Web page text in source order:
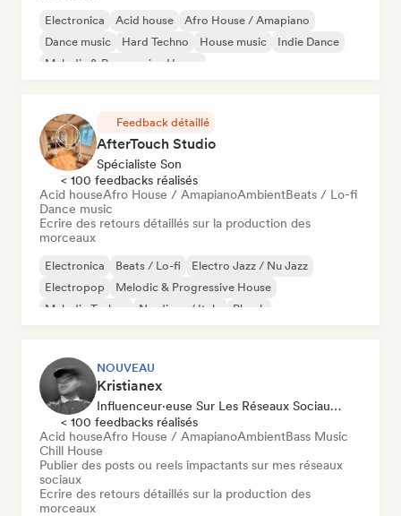
Electronica Acid house
Afro House / Amapiano
Dance music
Hard Techno House music
Indie Dance
Melodic & Progressive House
Feedback détaillé
AfterTouch Studio
Spécialiste Son
< 100 feedbacks réalisés
Acid houseAfro House / AmapianoAmbientBeats / Lo-fi
Dance music
Ecrire des retours détaillés sur la production des
morceaux
Electronica Beats / Lo-fi
Electro Jazz / Nu Jazz
Electropop
Melodic & Progressive House
Melodic Techno
Nu-disco / Italo Phonk
NOUVEAU
Kristianex
Influenceur·euse Sur Les Réseaux Sociaux, Spécialiste Son
< 100 feedbacks réalisés
Acid houseAfro House / AmapianoAmbientBass Music
Chill House
Publier des posts ou reels impactants sur mes réseaux
sociaux
Ecrire des retours détaillés sur la production des
morceaux